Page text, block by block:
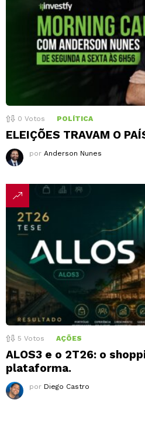
0 Votos POLÍTICA
ELEIÇÕES TRAVAM O
por Anderson Nunes
5 Votos AÇÕES
ALOS3 e o 2T26: o
plataforma.
por Diego Castro